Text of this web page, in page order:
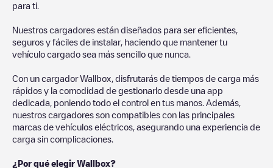
para ti.
Nuestros cargadores están diseñados para ser eficientes,
seguros y fáciles de instalar, haciendo que mantener tu
vehículo cargado sea más sencillo que nunca.
Con un cargador Wallbox, disfrutarás de tiempos de carga más
rápidos y la comodidad de gestionarlo desde una app
dedicada, poniendo todo el control en tus manos. Además,
nuestros cargadores son compatibles con las principales
marcas de vehículos eléctricos, asegurando una experiencia de
carga sin complicaciones.
¿Por qué elegir Wallbox?